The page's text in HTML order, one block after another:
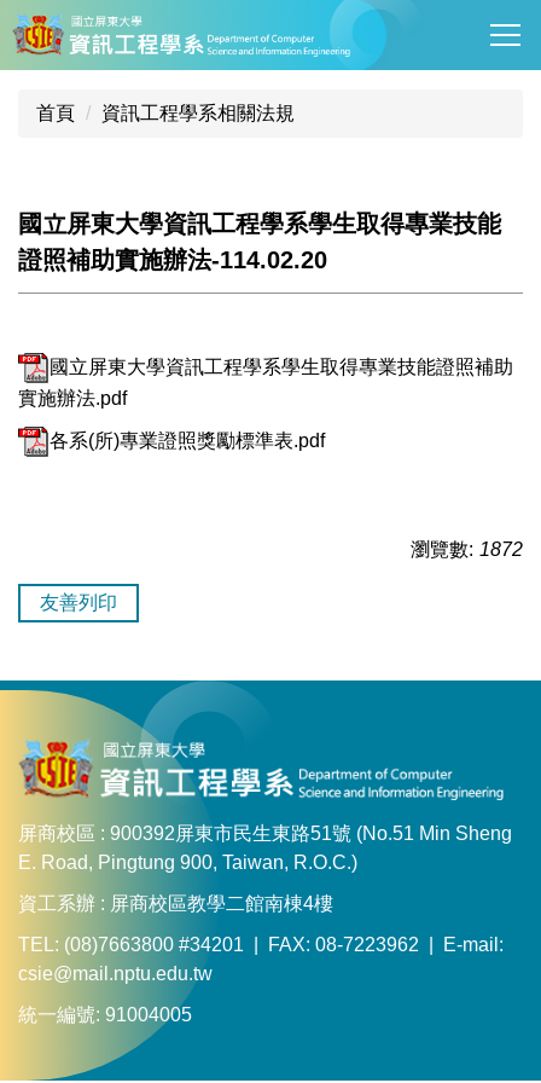
跳
到
主
首頁 資訊工程學系相關法規
國立屏東大學資訊工程學系學生取得專業技能
證照補助實施辦法-114.02.20
國立屏東大學資訊工程學系學生取得專業技能證照補助
實施辦法.pdf
各系(所)專業證照獎勵標準表.pdf
瀏覽數: 1872
友善列印
屏商校區 : 900392屏東市民生東路51號 (No.51 Min Sheng
E. Road, Pingtung 900, Taiwan, R.O.C.)
資工系辦 : 屏商校區教學二館南棟4樓
TEL: (08)7663800 #34201 | FAX: 08-7223962 | E-mail:
csie@mail.nptu.edu.tw
統一編號: 91004005